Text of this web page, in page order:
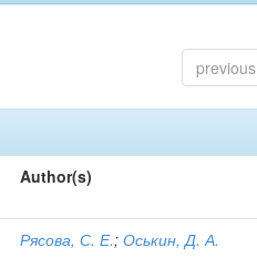
previous
Author(s)
Рясова, С. Е.;Оськин, Д. А.